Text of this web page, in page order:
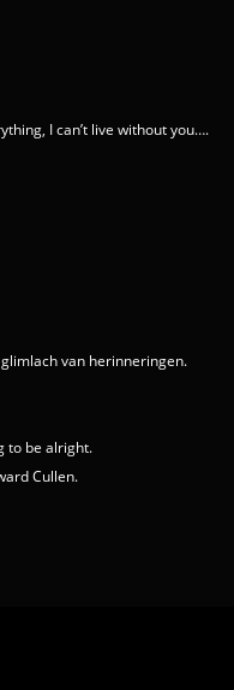
I can’t live without you….
van herinneringen.
to be alright.
Cullen.